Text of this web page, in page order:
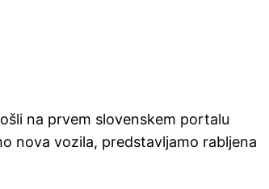
na prvem slovenskem portalu
nova vozila, predstavljamo rabljena